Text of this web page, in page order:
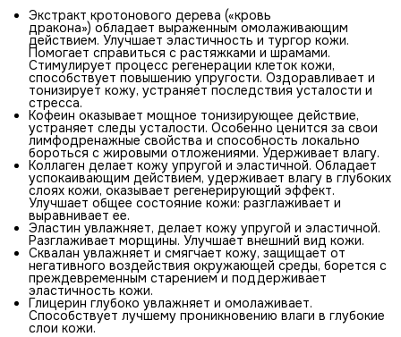
Экстракт кротонового дерева («кровь
дракона») обладает выраженным омолаживающим
действием. Улучшает эластичность и тургор кожи.
Помогает справиться с растяжками и шрамами.
Стимулирует процесс регенерации клеток кожи,
способствует повышению упругости. Оздоравливает и
тонизирует кожу, устраняет последствия усталости и
стресса.
Кофеин оказывает мощное тонизирующее действие,
устраняет следы усталости. Особенно ценится за свои
лимфодренажные свойства и способность локально
бороться с жировыми отложениями. Удерживает влагу.
Коллаген делает кожу упругой и эластичной. Обладает
успокаивающим действием, удерживает влагу в глубоких
слоях кожи, оказывает регенерирующий эффект.
Улучшает общее состояние кожи: разглаживает и
выравнивает ее.
Эластин увлажняет, делает кожу упругой и эластичной.
Разглаживает морщины. Улучшает внешний вид кожи.
Сквалан увлажняет и смягчает кожу, защищает от
негативного воздействия окружающей среды, борется с
преждевременным старением и поддерживает
эластичность кожи.
Глицерин глубоко увлажняет и омолаживает.
Способствует лучшему проникновению влаги в глубокие
слои кожи.